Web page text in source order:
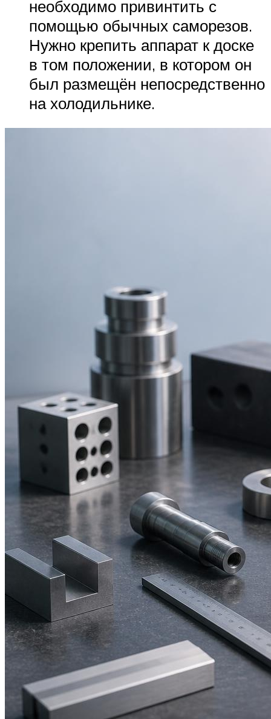
необходимо привинтить с
помощью обычных саморезов.
Нужно крепить аппарат к доске
в том положении, в котором он
был размещён непосредственно
на холодильнике.